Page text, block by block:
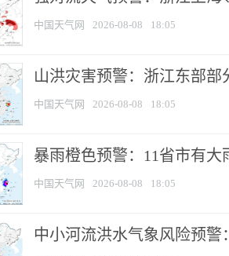
中国天气网 2026-08-08 18:05
山洪灾害预警：浙江东部
中国天气网 2026-08-08 18:05
暴雨橙色预警：11省市有
中国天气网 2026-08-08 18:05
中小河流洪水气象风险预